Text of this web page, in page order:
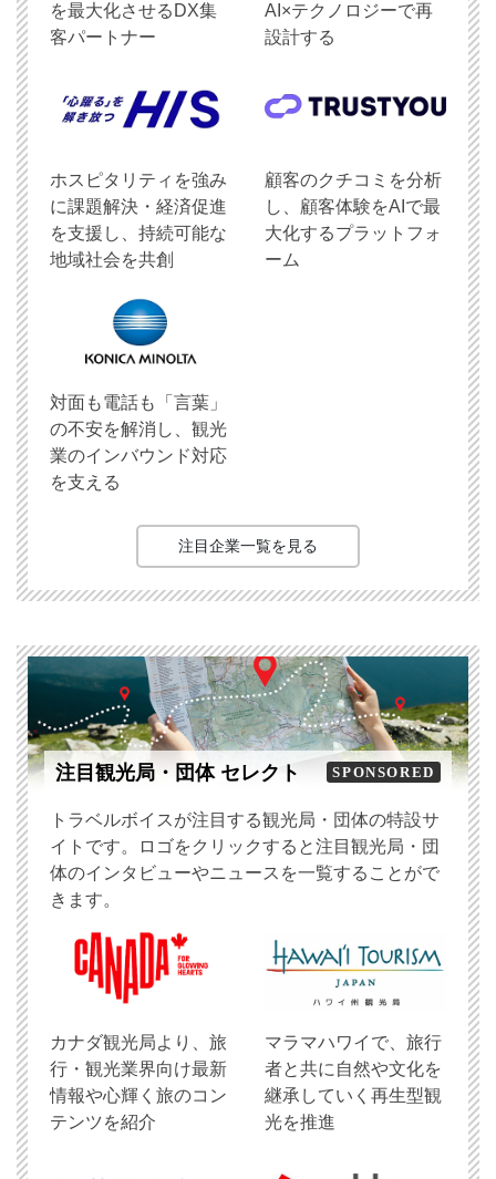
を最大化させるDX集
客パートナー
AI×テクノロジーで再
設計する
ホスピタリティを強み
に課題解決・経済促進
を支援し、持続可能な
地域社会を共創
顧客のクチコミを分析
し、顧客体験をAIで最
大化するプラットフォ
ーム
対面も電話も「言葉」
の不安を解消し、観光
業のインバウンド対応
を支える
注目企業一覧を見る
注目観光局・団体 セレクト SPONSORED
トラベルボイスが注目する観光局・団体の特設サ
イトです。ロゴをクリックすると注目観光局・団
体のインタビューやニュースを一覧することがで
きます。
​カナダ観光局より、旅
行・観光業界向け最新
情報や心輝く旅のコン
テンツを紹介
マラマハワイで、旅行
者と共に自然や文化を
継承していく再生型観
光を推進